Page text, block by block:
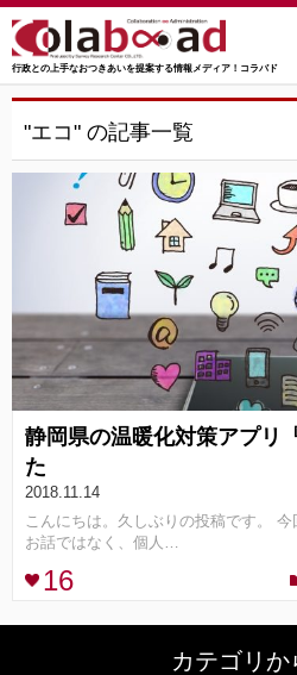
行政との上手なおつきあいを提案する情報メディア！コラバド
交通のおはなし(16)
マーケティングのおはなし (4)
行ってみた！やってみた！ (34)
統計のおはなし (27)
行政のおはなし(14)
SRC(41)
"エコ" の記事一覧
静岡県の温暖化対策アプリ
た
2018.11.14
こんにちは。久しぶりの投稿です。
お話ではなく、個人…
16
カテゴリか